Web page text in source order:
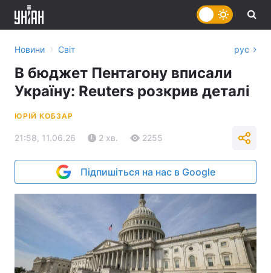
Новини › Світ рус
В бюджет Пентагону вписали
Україну: Reuters розкрив деталі
ЮРІЙ КОБЗАР
21:58, 11.06.26 2 хв. 2255
Підпишіться на нас в Google